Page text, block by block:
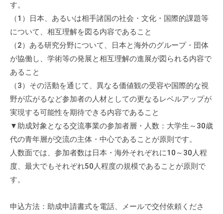
ラ
ン
テ
ィ
ア
活
動
の
支
援
や
動
に
す
す。
（1）日本、あるいは相手諸国の社会・文化・国際的課題等
について、相互理解を図る内容であること
（2）ある研究分野について、日本と海外のグループ・団体
が協働し、学術等の発展と相互理解の進展が図られる内容で
あること
（3）その活動を通じて、異なる価値観の受容や国際的な視
野が広がるなど参加者の人材としての更なるレベルアップが
実現する可能性を期待できる内容であること
▼助成対象となる交流事業の参加者層・人数：大学生～30歳
代の青年層が交流の主体・中心であることが原則です。
人数面では、参加者数は日本・海外それぞれに10～30人程
度、最大でもそれぞれ50人程度の規模であることが原則で
す。
申込方法：助成申請書式を電話、メールで交付依頼くださ